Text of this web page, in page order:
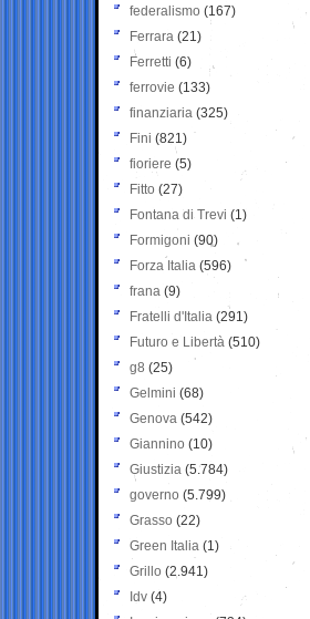
federalismo (167)
Ferrara (21)
Ferretti (6)
ferrovie (133)
finanziaria (325)
Fini (821)
fioriere (5)
Fitto (27)
Fontana di Trevi (1)
Formigoni (90)
Forza Italia (596)
frana (9)
Fratelli d'Italia (291)
Futuro e Libertà (510)
g8 (25)
Gelmini (68)
Genova (542)
Giannino (10)
Giustizia (5.784)
governo (5.799)
Grasso (22)
Green Italia (1)
Grillo (2.941)
Idv (4)